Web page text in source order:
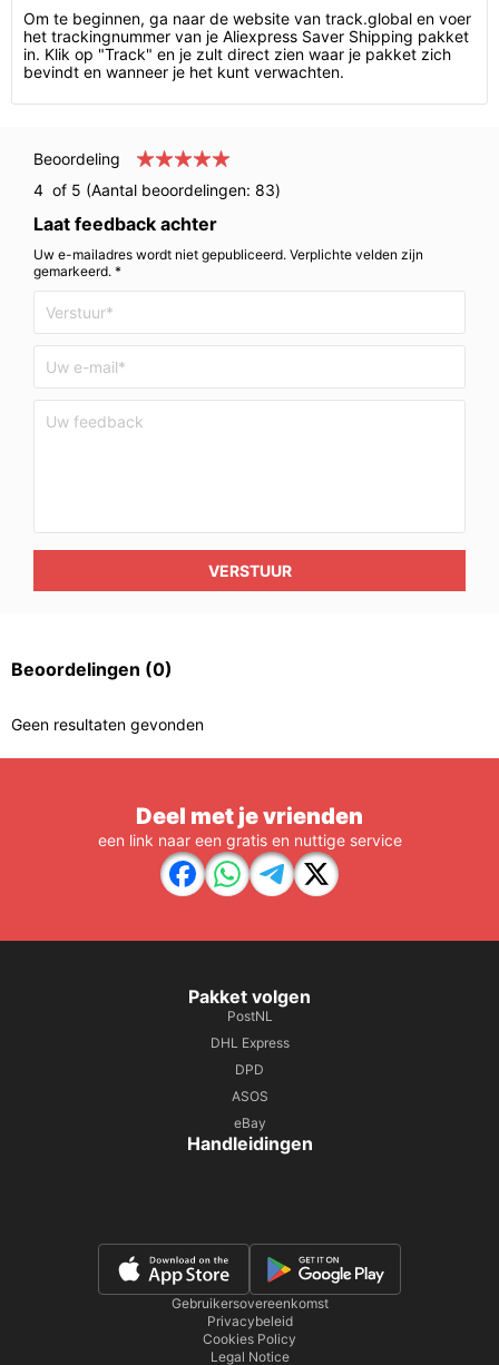
Om te beginnen, ga naar de website van track.global en voer
het trackingnummer van je Aliexpress Saver Shipping pakket
in. Klik op "Track" en je zult direct zien waar je pakket zich
bevindt en wanneer je het kunt verwachten.
Beoordeling
4 of 5 (Aantal beoordelingen: 83)
Laat feedback achter
Uw e-mailadres wordt niet gepubliceerd. Verplichte velden zijn
gemarkeerd. *
VERSTUUR
Beoordelingen (0)
Geen resultaten gevonden
Deel met je vrienden
een link naar een gratis en nuttige service
Pakket volgen
PostNL
DHL Express
DPD
ASOS
eBay
Handleidingen
Gebruikersovereenkomst
Privacybeleid
Cookies Policy
Legal Notice